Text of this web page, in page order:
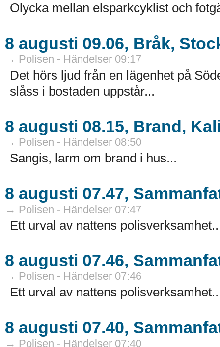
Olycka mellan elsparkcyklist och
8 augusti 09.06, Bråk,
→ Polisen - Händelser 09:17
Det hörs ljud från en lägenhet på
slåss i bostaden uppstår...
8 augusti 08.15, Brand,
→ Polisen - Händelser 08:50
Sangis, larm om brand i hus...
8 augusti 07.47,
→ Polisen - Händelser 07:47
Ett urval av nattens
8 augusti 07.46,
→ Polisen - Händelser 07:46
Ett urval av nattens
8 augusti 07.40,
→ Polisen - Händelser 07:40